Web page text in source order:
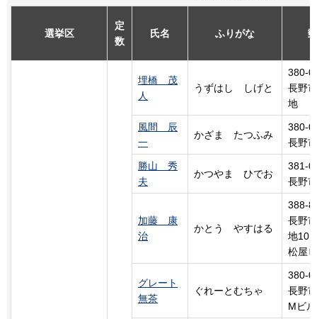
選挙区
定
数
氏名 ふりがな
埋橋 茂
人
うずはし しげと
380-
長野
地
風間 辰
一
かざま たつふみ
380-
長野
勝山 秀
夫
かつやま ひでお
381-
長野
加藤 康
治
かとう やすはる
388-
長野
地10
松屋
グレート
無茶
ぐれーとむちゃ
380-
長野
Mビ